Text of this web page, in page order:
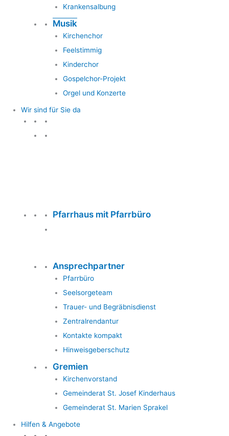
Krankensalbung
Musik
Kirchenchor
Feelstimmig
Kinderchor
Gospelchor-Projekt
Orgel und Konzerte
Wir sind für Sie da
Pfarrhaus mit Pfarrbüro
Ansprechpartner
Pfarrbüro
Seelsorgeteam
Trauer- und Begräbnisdienst
Zentralrendantur
Kontakte kompakt
Hinweisgeberschutz
Gremien
Kirchenvorstand
Gemeinderat St. Josef Kinderhaus
Gemeinderat St. Marien Sprakel
Hilfen & Angebote